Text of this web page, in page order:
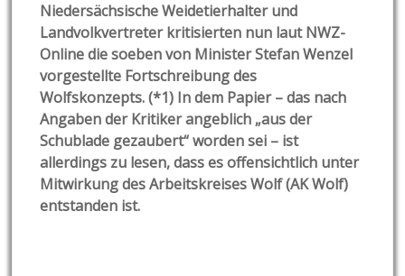
Niedersächsische Weidetierhalter und
Landvolkvertreter kritisierten nun laut NWZ-
Online die soeben von Minister Stefan Wenzel
vorgestellte Fortschreibung des
Wolfskonzepts. (*1) In dem Papier – das nach
Angaben der Kritiker angeblich „aus der
Schublade gezaubert“ worden sei – ist
allerdings zu lesen, dass es offensichtlich unter
Mitwirkung des Arbeitskreises Wolf (AK Wolf)
entstanden ist.